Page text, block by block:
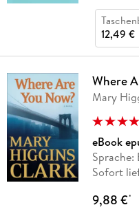
12,49 €
Where
Mary
eBook
Sprache:
Sofort
9,88 €*